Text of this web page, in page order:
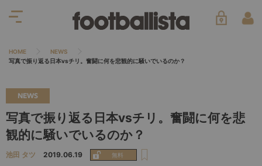
HOME
NEWS
写真で振り返る日本vsチリ。奮闘に何を悲観的に騒いでいるのか？
NEWS
写真で振り返る日本vsチリ。奮闘に何を悲
観的に騒いでいるのか？
池田 タツ 2019.06.19